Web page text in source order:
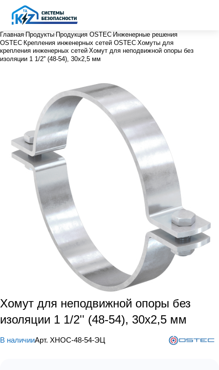
Главная Продукты Продукция OSTEC Инженерные решения
OSTEC Крепления инженерных сетей OSTEC Хомуты для
крепления инженерных сетей Хомут для неподвижной опоры без
изоляции 1 1/2'' (48-54), 30х2,5 мм
Хомут для неподвижной опоры без
изоляции 1 1/2'' (48-54), 30х2,5 мм
В наличииАрт. ХНОС-48-54-ЭЦ